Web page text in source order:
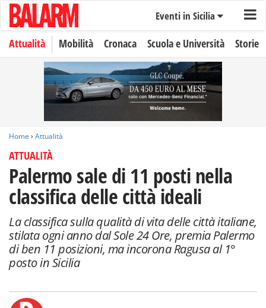
Eventi in Sicilia
Attualità Mobilità Cronaca Scuola e Università Storie
Home › Attualità
ATTUALITÀ
Palermo sale di 11 posti nella
classifica delle città ideali
La classifica sulla qualità di vita delle città italiane,
stilata ogni anno dal Sole 24 Ore, premia Palermo
di ben 11 posizioni, ma incorona Ragusa al 1°
posto in Sicilia